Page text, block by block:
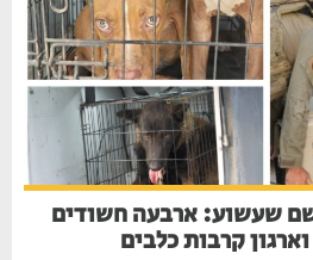
שעשוע: ארבעה חשודים
קרבות כלבים